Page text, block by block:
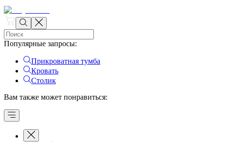
Популярные запросы:
Прикроватная тумба
Кровать
Столик
Вам также может понравиться: